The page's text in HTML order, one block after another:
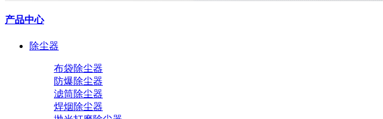
产品中心
除尘器
布袋除尘器
防爆除尘器
滤筒除尘器
焊烟除尘器